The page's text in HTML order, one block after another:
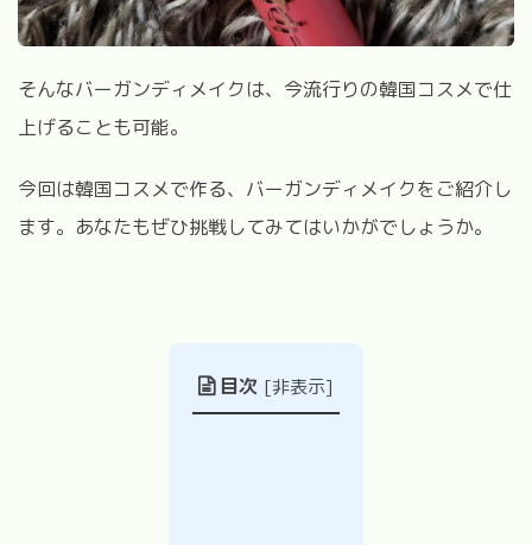
そんなバーガンディメイクは、今流行りの韓国コスメで仕
上げることも可能。
今回は韓国コスメで作る、バーガンディメイクをご紹介し
ます。あなたもぜひ挑戦してみてはいかがでしょうか。
目次 [非表示]